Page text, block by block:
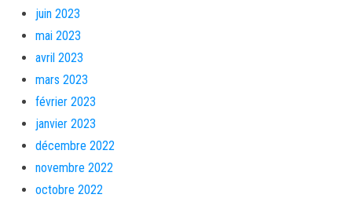
juin 2023
mai 2023
avril 2023
mars 2023
février 2023
janvier 2023
décembre 2022
novembre 2022
octobre 2022